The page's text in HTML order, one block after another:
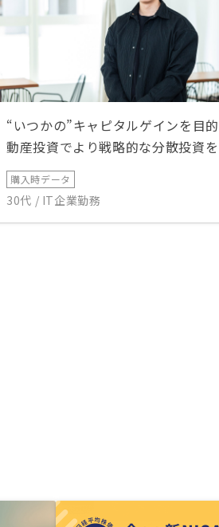
“いつかの”キャピタルゲインを目
動産投資でより戦略的な分散投資を
購入時データ
30代 / IT企業勤務